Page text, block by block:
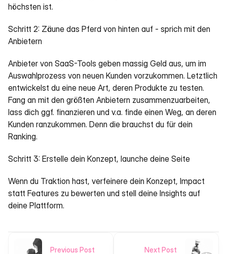
höchsten ist.
Schritt 2: Zäune das Pferd von hinten auf - sprich mit den
Anbietern
Anbieter von SaaS-Tools geben massig Geld aus, um im
Auswahlprozess von neuen Kunden vorzukommen. Letztlich
entwickelst du eine neue Art, deren Produkte zu testen.
Fang an mit den größten Anbietern zusammenzuarbeiten,
lass dich ggf. finanzieren und v.a. finde einen Weg, an deren
Kunden ranzukommen. Denn die brauchst du für dein
Ranking.
Schritt 3: Erstelle dein Konzept, launche deine Seite
Wenn du Traktion hast, verfeinere dein Konzept, Impact
statt Features zu bewerten und stell deine Insights auf
deine Plattform.
Previous Post
Next Post